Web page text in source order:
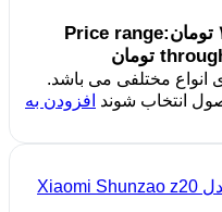
تومانPrice range:
انواع مختلفی می باشد.
انتخاب شوند افزودن به